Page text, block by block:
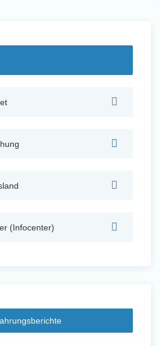
Engagieren
(Infocenter)